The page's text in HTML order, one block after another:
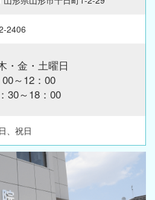
2406
・金・土曜日
～12：00
30～18：00
、祝日